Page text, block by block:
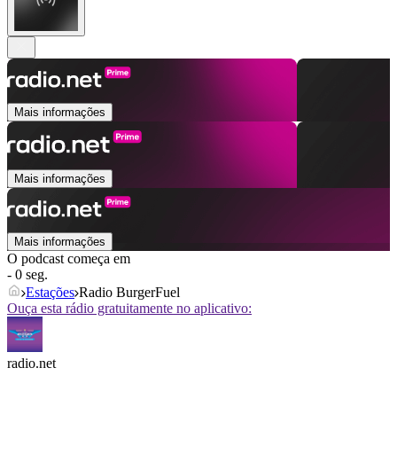
Mais informações
Mais informações
Mais informações
O podcast começa em
- 0 seg.
Estações Radio BurgerFuel
Ouça esta rádio gratuitamente no aplicativo:
radio.net